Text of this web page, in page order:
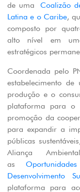
de uma Coalizão
Latina e o Caribe,
composto por
alto nível em
estratégicos
Coordenada pelo
estabelecimento
produção e o
plataforma para o
promoção da
para expandir a
públicas
Aliança
as
Desenvolvimento
plataforma para